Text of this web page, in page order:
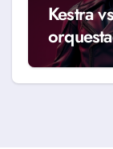
Kestra